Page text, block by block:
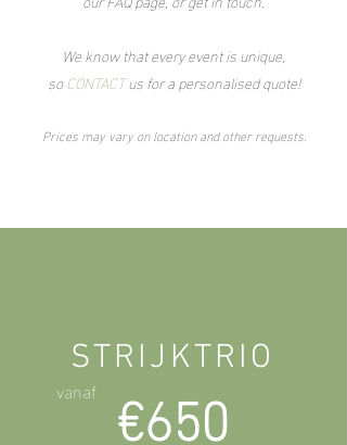
We know that every event is unique,
soCONTACTus for a personalised quote!
Prices may vary on location and other requests.
STRIJKTRIO
vanaf €650​